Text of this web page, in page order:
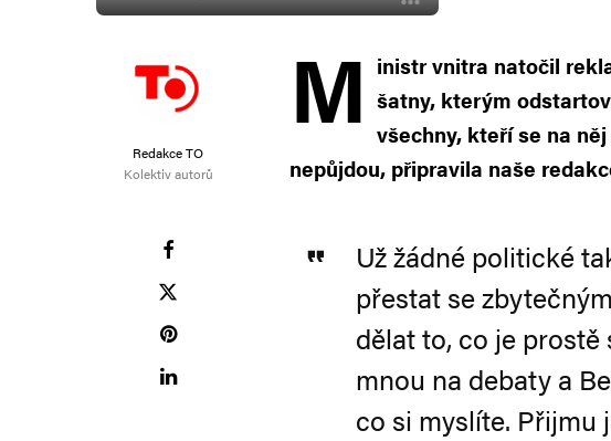
Redakce TO
Kolektiv autorů
M inistr vnitra natočil
šatny, kterým
všechny, kteří se na
nepůjdou, připravila naše
Už žádné politické
přestat se
dělat to, co je prostě
mnou na debaty a
co si myslíte. Přijmu